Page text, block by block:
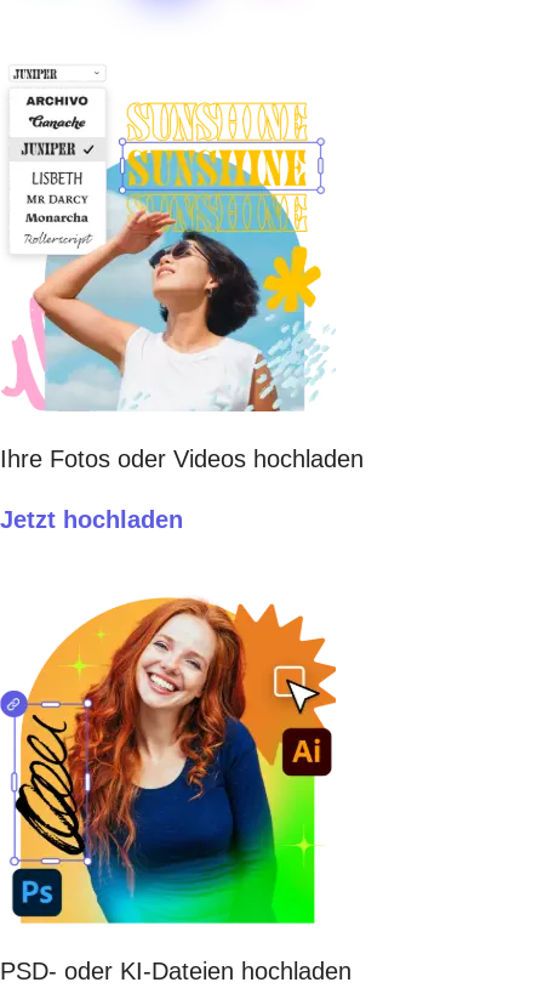
Ihre Fotos oder Videos hochladen
Jetzt hochladen
PSD- oder KI-Dateien hochladen